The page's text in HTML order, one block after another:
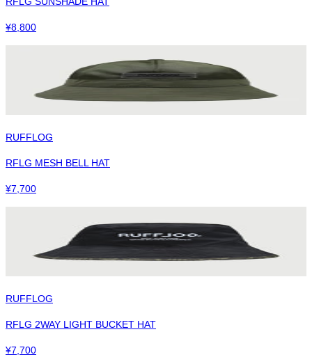
¥8,800
RUFFLOG
RFLG MESH BELL HAT
¥7,700
RUFFLOG
RFLG 2WAY LIGHT BUCKET HAT
¥7,700